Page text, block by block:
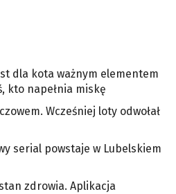
dla kota ważnym elementem
kto napełnia miskę
Wcześniej loty odwołał
serial powstaje w Lubelskiem
zdrowia. Aplikacja